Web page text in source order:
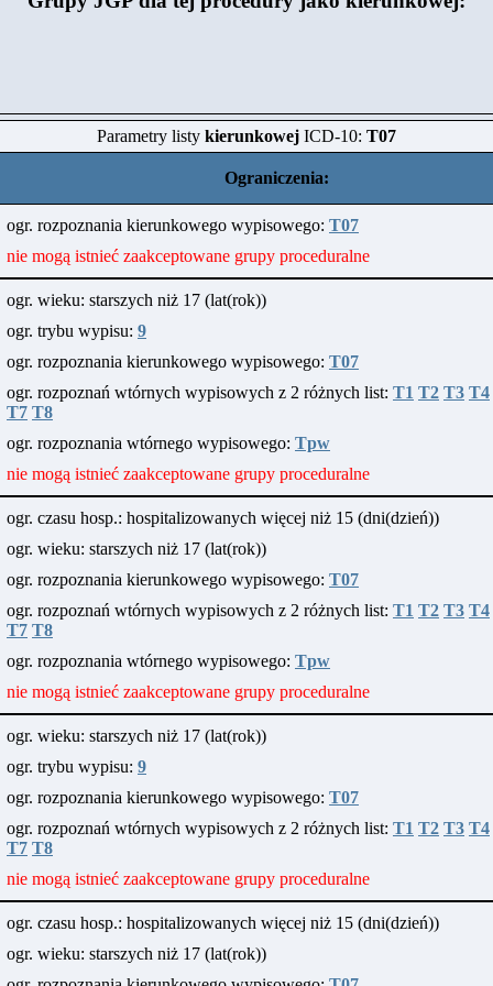
Parametry listy kierunkowej ICD-10: T07
Ograniczenia:
ogr. rozpoznania kierunkowego wypisowego: T07
nie mogą istnieć zaakceptowane grupy proceduralne
ogr. wieku: starszych niż 17 (lat(rok))
ogr. trybu wypisu: 9
ogr. rozpoznania kierunkowego wypisowego: T07
ogr. rozpoznań wtórnych wypisowych z 2 różnych list: T1 T2 T3 T4
T7 T8
ogr. rozpoznania wtórnego wypisowego: Tpw
nie mogą istnieć zaakceptowane grupy proceduralne
ogr. czasu hosp.: hospitalizowanych więcej niż 15 (dni(dzień))
ogr. wieku: starszych niż 17 (lat(rok))
ogr. rozpoznania kierunkowego wypisowego: T07
ogr. rozpoznań wtórnych wypisowych z 2 różnych list: T1 T2 T3 T4
T7 T8
ogr. rozpoznania wtórnego wypisowego: Tpw
nie mogą istnieć zaakceptowane grupy proceduralne
ogr. wieku: starszych niż 17 (lat(rok))
ogr. trybu wypisu: 9
ogr. rozpoznania kierunkowego wypisowego: T07
ogr. rozpoznań wtórnych wypisowych z 2 różnych list: T1 T2 T3 T4
T7 T8
nie mogą istnieć zaakceptowane grupy proceduralne
ogr. czasu hosp.: hospitalizowanych więcej niż 15 (dni(dzień))
ogr. wieku: starszych niż 17 (lat(rok))